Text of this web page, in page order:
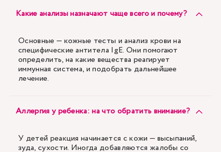
Какие анализы назначают чаще всего и почему?
Основные — кожные тесты и анализ крови на
специфические антитела IgE. Они помогают
определить, на какие вещества реагирует
иммунная система, и подобрать дальнейшее
лечение.
Аллергия у ребенка: на что обратить внимание?
У детей реакция начинается с кожи — высыпаний,
зуда, сухости. Иногда добавляются жалобы со